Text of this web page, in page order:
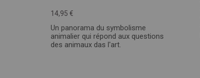
14,95 €
Un panorama du symbolisme
animalier qui répond aux questions
des animaux das l'art.